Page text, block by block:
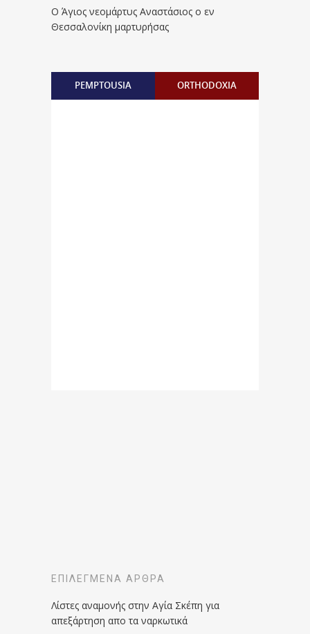
Ο Άγιος νεομάρτυς Αναστάσιος ο εν
Θεσσαλονίκη μαρτυρήσας
PEMPTOUSIA ORTHODOXIA
ΕΠΙΛΕΓΜΈΝΑ ΆΡΘΡΑ
Λίστες αναμονής στην Αγία Σκέπη για
απεξάρτηση απο τα ναρκωτικά